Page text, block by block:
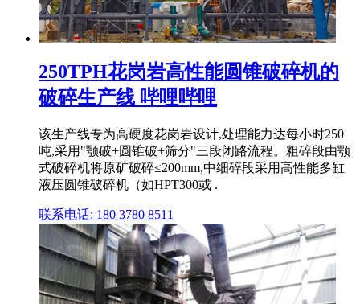
250TPH花岗岩高性能圆锥破碎机的
破碎生产线 哔哩哔哩
该生产线专为高硬度花岗岩设计,处理能力达每小时250
吨,采用"颚破+圆锥破+筛分"三段闭路流程。粗碎段由颚
式破碎机将原矿破碎≤200mm,中细碎段采用高性能多缸
液压圆锥破碎机（如HPT300或 .
联系电话: 180 3780 8511